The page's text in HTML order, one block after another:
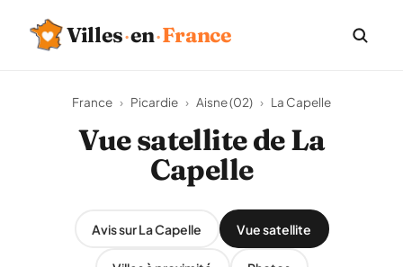
Villes·en·France
France › Picardie › Aisne (02) › La Capelle
Vue satellite de La
Capelle
Avis sur La Capelle Vue satellite